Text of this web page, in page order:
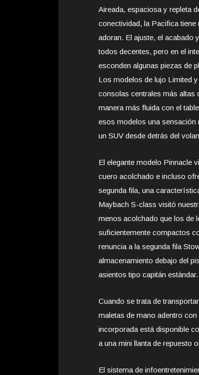
Aireada, espaciosa y repleta
conectividad, la Pacifica
adoran. El ajuste, el acabado
todos decentes, pero en el
esconden algunas piezas de
Los modelos de lujo Limited
consolas centrales más altas
manera más fluida con el
esos modelos una sensación
un SUV desde detrás del
El elegante modelo Pinnacle
cuero acolchado e incluso
segunda fila, una
Maybach S-class visitó
menos acolchado que los de
suficientemente compactos
renuncia a la segunda fila
almacenamiento debajo del
asientos tipo capitán estándar.
Cuando se trata de
maletas de mano adentro
incorporada está disponible
a una mini llanta de repuesto
El sistema de